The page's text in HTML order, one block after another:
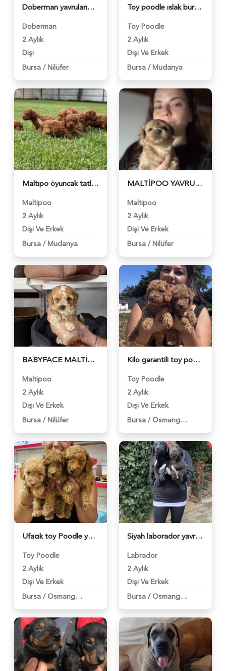
Doberman yavrularım sağlık ve ırk garantilidir - 6232
Doberman
2 Aylık
Dişi
Bursa / Nilüfer
Toy poodle ıslak burun yavrular - 6248
Toy Poodle
2 Aylık
Dişi Ve Erkek
Bursa / Mudanya
Maltıpo öyuncak tatlı bebekler - 6249
Maltipoo
2 Aylık
Dişi Ve Erkek
Bursa / Mudanya
MALTİPOO YAVRU YENİ AİLESİNİ BEKLİYOR - 6260
Maltipoo
2 Aylık
Dişi Ve Erkek
Bursa / Nilüfer
BABYFACE MALTİPOO YAVRULARIMIZ - 6226
Maltipoo
2 Aylık
Dişi Ve Erkek
Bursa / Nilüfer
Kilo garantili toy poodle yavrularım - 6101
Toy Poodle
2 Aylık
Dişi Ve Erkek
Bursa / Osmangazi
Ufacık toy Poodle yavrularım - 6102
Toy Poodle
2 Aylık
Dişi Ve Erkek
Bursa / Osmangazi
Siyah laborador yavrularım - 6103
Labrador
2 Aylık
Dişi Ve Erkek
Bursa / Osmangazi